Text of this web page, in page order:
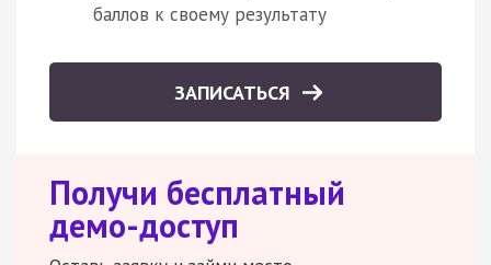
баллов к своему результату
ЗАПИСАТЬСЯ
Получи бесплатный
демо-доступ